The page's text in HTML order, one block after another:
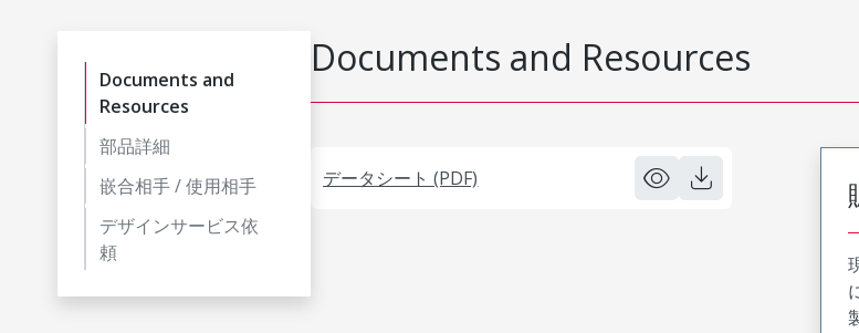
Documents and
Resources
部品詳細
嵌合相手 / 使用相手
デザインサービス依
頼
Documents and Resources
データシート (PDF)